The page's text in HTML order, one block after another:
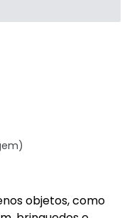
objetos, como